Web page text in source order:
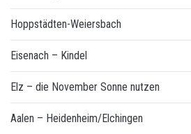
Hoppstädten-Weiersbach
Eisenach – Kindel
Elz – die November Sonne nutzen
Aalen – Heidenheim/Elchingen